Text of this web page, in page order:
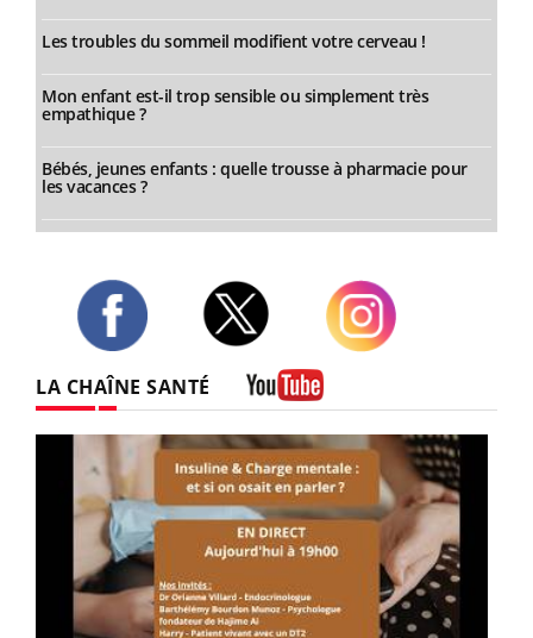
Les troubles du sommeil modifient votre cerveau !
Mon enfant est-il trop sensible ou simplement très
empathique ?
Bébés, jeunes enfants : quelle trousse à pharmacie pour
les vacances ?
LA CHAÎNE SANTÉ